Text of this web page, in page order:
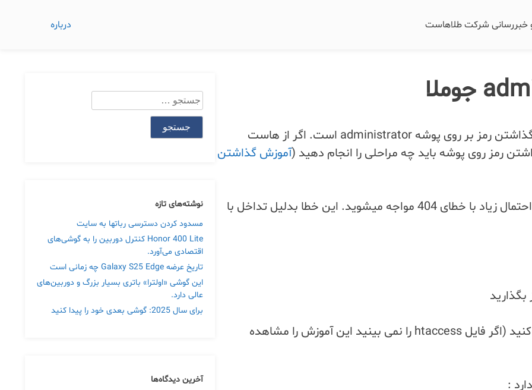
خبررسانی شرکت طلاهاست درباره
یکی از روش های بالا بردن امنیت سایت های جوملا گذاشتن رمز بر روی پوشه administrator است. اگر از هاست
آموزش گذاشتن
اگر روی پوشه administrator جوملا رمز بگذارید به احتمال زیاد با خطای 404 مواجه میشوید. این خطا بدلیل تداخل با
سپس وارد پوشه شوید و فایل htaccess را ویرایش کنید (اگر فایل htaccess را نمی بینید این آموزش را مشاهده
:
جستجو
برای:
نوشته‌های تازه
مسدود کردن دسترسی رباتها به سایت
Honor 400 Lite کنترل دوربین را به گوشی‌های
اقتصادی می‌آورد.
تاریخ عرضه Galaxy S25 Edge چه زمانی است
این گوشی «اولترا» باتری بسیار بزرگ و دوربین‌های
عالی دارد.
برای سال 2025: گوشی بعدی خود را پیدا کنید
آخرین دیدگاه‌ها